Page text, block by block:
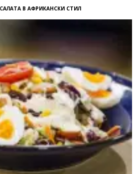
В АФРИКАНСКИ СТИЛ